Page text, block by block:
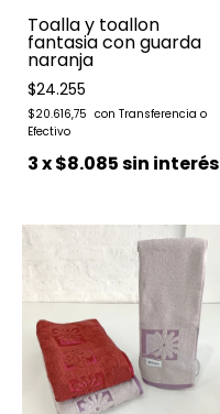
Toalla y toallon
fantasia con guarda
naranja
$24.255
$20.616,75
3x$8.085sin interés